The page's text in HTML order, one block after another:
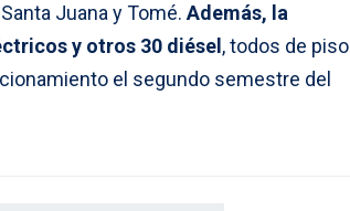
Juana y Tomé. Además, la
y otros 30 diésel , todos de piso
el segundo semestre del